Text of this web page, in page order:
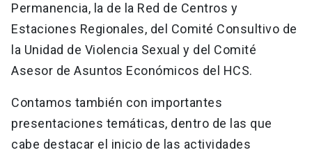
Permanencia, la de la Red de Centros y
Estaciones Regionales, del Comité Consultivo de
la Unidad de Violencia Sexual y del Comité
Asesor de Asuntos Económicos del HCS.
Contamos también con importantes
presentaciones temáticas, dentro de las que
cabe destacar el inicio de las actividades